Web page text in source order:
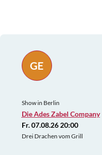
GE
Show in Berlin
Die Ades Zabel Company
Fr. 07.08.26 20:00
Drei Drachen vom Grill